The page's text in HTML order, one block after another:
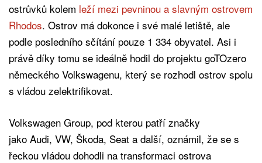
ostrůvků kolem leží mezi pevninou a slavným ostrovem
Rhodos. Ostrov má dokonce i své malé letiště, ale
podle posledního sčítání pouze 1 334 obyvatel. Asi i
právě díky tomu se ideálně hodil do projektu goTOzero
německého Volkswagenu, který se rozhodl ostrov spolu
s vládou zelektrifikovat.
Volkswagen Group, pod kterou patří značky
jako Audi, VW, Škoda, Seat a další, oznámil, že se s
řeckou vládou dohodli na transformaci ostrova